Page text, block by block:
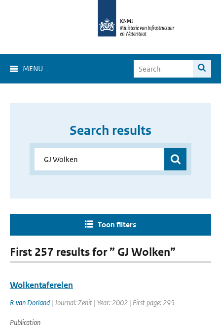
MENU
Search results
Toon filters
First 257 results for ” GJ Wolken”
Wolkentaferelen
R van Dorland | Journal: Zenit | Year: 2002 | First page: 295
Publication